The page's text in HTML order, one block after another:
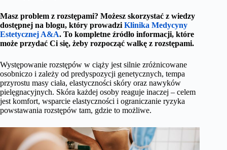
Masz problem z rozstępami? Możesz skorzystać z wiedzy
dostępnej na blogu, który prowadzi Klinika Medycyny
Estetycznej A&A. To kompletne źródło informacji, które
może przydać Ci się, żeby rozpocząć walkę z rozstępami.
Występowanie rozstępów w ciąży jest silnie zróżnicowane
osobniczo i zależy od predyspozycji genetycznych, tempa
przyrostu masy ciała, elastyczności skóry oraz nawyków
pielęgnacyjnych. Skóra każdej osoby reaguje inaczej – celem
jest komfort, wsparcie elastyczności i ograniczanie ryzyka
powstawania rozstępów tam, gdzie to możliwe.